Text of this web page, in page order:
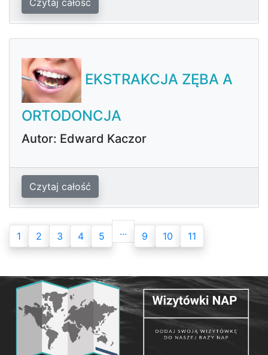
EKSTRAKCJA ZĘBA A
ORTODONCJA
Autor: Edward Kaczor
Czytaj całość
1 2 3 4 5 ... 9 10 11